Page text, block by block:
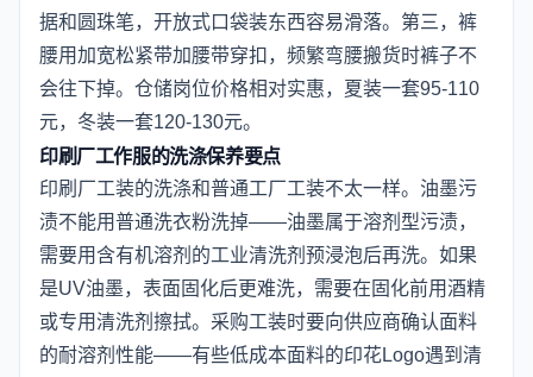
据和圆珠笔，开放式口袋装东西容易滑落。第三，裤
腰用加宽松紧带加腰带穿扣，频繁弯腰搬货时裤子不
会往下掉。仓储岗位价格相对实惠，夏装一套95-110
元，冬装一套120-130元。
印刷厂工作服的洗涤保养要点
印刷厂工装的洗涤和普通工厂工装不太一样。油墨污
渍不能用普通洗衣粉洗掉——油墨属于溶剂型污渍，
需要用含有机溶剂的工业清洗剂预浸泡后再洗。如果
是UV油墨，表面固化后更难洗，需要在固化前用酒精
或专用清洗剂擦拭。采购工装时要向供应商确认面料
的耐溶剂性能——有些低成本面料的印花Logo遇到清